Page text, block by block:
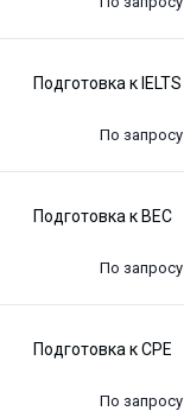
Подготовка к IELTS
По запросу
Подготовка к BEC
По запросу
Подготовка к CPE
По запросу